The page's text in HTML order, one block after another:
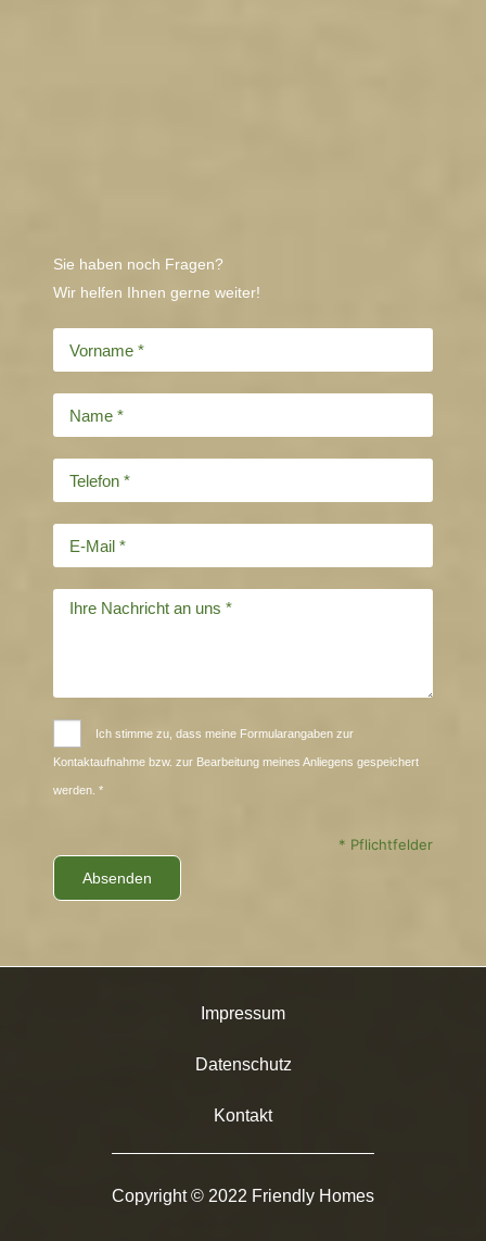
Sie haben noch Fragen?
Wir helfen Ihnen gerne weiter!
Ich stimme zu, dass meine Formularangaben zur
Kontaktaufnahme bzw. zur Bearbeitung meines Anliegens gespeichert
werden. *
* Pflichtfelder
Impressum
Datenschutz
Kontakt
Copyright © 2022 Friendly Homes